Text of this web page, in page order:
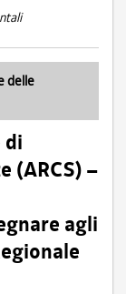
delle
di
(ARCS) –
agli